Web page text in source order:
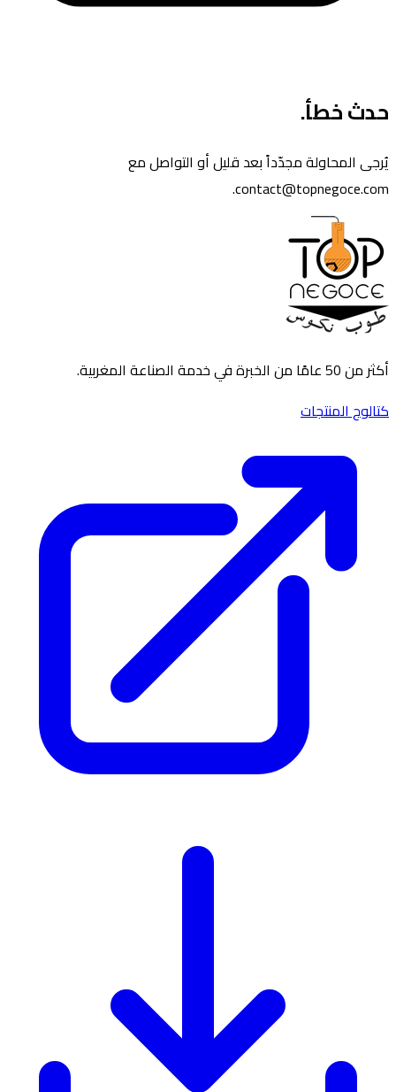
حدث خطأ.
يُرجى المحاولة مجدّداً بعد قليل أو التواصل مع
contact@topnegoce.com.
أكثر من 50 عامًا من الخبرة في خدمة الصناعة المغربية.
كتالوج المنتجات